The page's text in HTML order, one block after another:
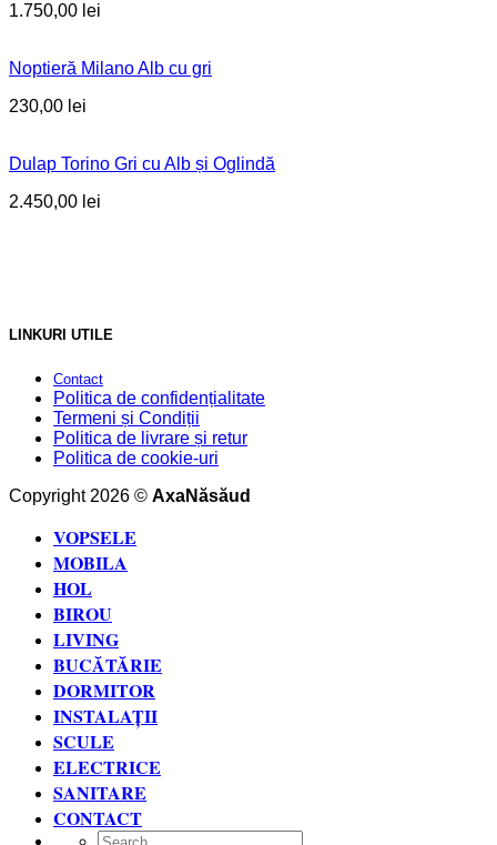
1.750,00 lei
Noptieră Milano Alb cu gri
230,00 lei
Dulap Torino Gri cu Alb și Oglindă
2.450,00 lei
LINKURI UTILE
Contact
Politica de confidențialitate
Termeni și Condiții
Politica de livrare și retur
Politica de cookie-uri
Copyright 2026 © AxaNăsăud
VOPSELE
MOBILA
HOL
BIROU
LIVING
BUCĂTĂRIE
DORMITOR
INSTALAȚII
SCULE
ELECTRICE
SANITARE
CONTACT
Search